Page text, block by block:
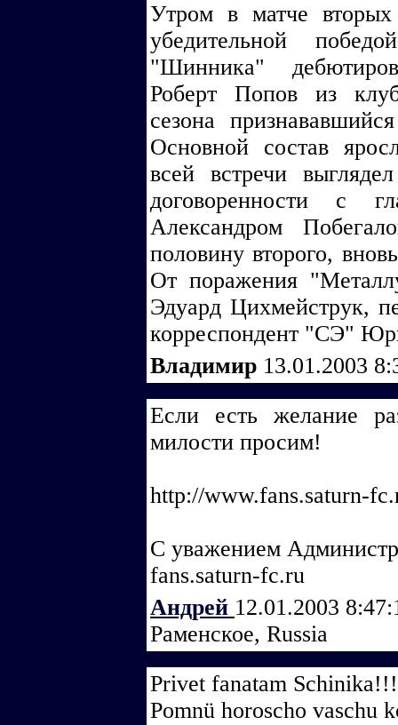
Утром в матче вторых
убедительной
"Шинника"
Роберт Попов из
сезона
Основной состав
всей встречи
договоренности с
Александром
половину второго,
От поражения
Эдуард Цихмейструк,
корреспондент "СЭ"
Владимир 13.01.2003
Если есть желание
милости просим!
http://www.fans.saturn-
С уважением
fans.saturn-fc.ru
Андрей 12.01.2003
Раменское, Russia
Privet fanatam
Pomnü horoscho vaschu